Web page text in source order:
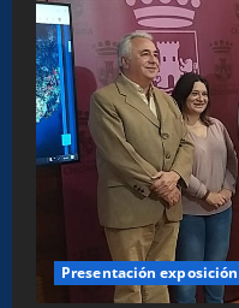
Presentación exposición